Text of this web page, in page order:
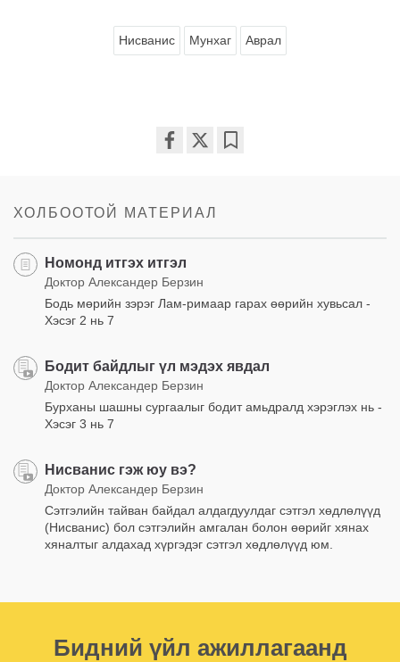
Нисванис Мунхаг Аврал
ХОЛБООТОЙ МАТЕРИАЛ
Номонд итгэх итгэл
Доктор Александер Берзин
Бодь мөрийн зэрэг Лам-римаар гарах өөрийн хувьсал -
Хэсэг 2 нь 7
Бодит байдлыг үл мэдэх явдал
Доктор Александер Берзин
Бурханы шашны сургаалыг бодит амьдралд хэрэглэх нь -
Хэсэг 3 нь 7
Нисванис гэж юу вэ?
Доктор Александер Берзин
Сэтгэлийн тайван байдал алдагдуулдаг сэтгэл хөдлөлүүд
(Нисванис) бол сэтгэлийн амгалан болон өөрийг хянах
хяналтыг алдахад хүргэдэг сэтгэл хөдлөлүүд юм.
Бидний үйл ажиллагаанд